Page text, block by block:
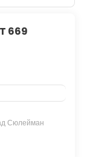
669
Сюлейман